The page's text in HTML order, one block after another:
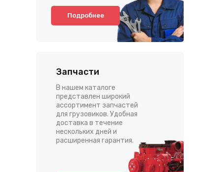
Подробнее
Запчасти
В нашем каталоге
представлен широкий
ассортимент запчастей
для грузовиков. Удобная
доставка в течение
нескольких дней и
расширенная гарантия.